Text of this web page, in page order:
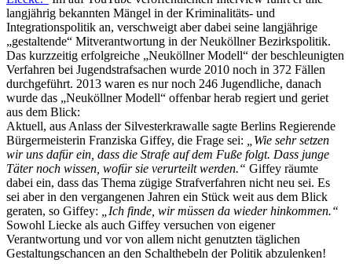
langjährig bekannten Mängel in der Kriminalitäts- und
Integrationspolitik an, verschweigt aber dabei seine langjährige
„gestaltende“ Mitverantwortung in der Neuköllner Bezirkspolitik.
Das kurzzeitig erfolgreiche „Neuköllner Modell“ der beschleunigten
Verfahren bei Jugendstrafsachen wurde 2010 noch in 372 Fällen
durchgeführt. 2013 waren es nur noch 246 Jugendliche, danach
wurde das „Neuköllner Modell“ offenbar herab regiert und geriet
aus dem Blick:
Aktuell, aus Anlass der Silvesterkrawalle sagte Berlins Regierende
Bürgermeisterin Franziska Giffey, die Frage sei:
„Wie sehr setzen
wir uns dafür ein, dass die Strafe auf dem Fuße folgt. Dass junge
Täter noch wissen, wofür sie verurteilt werden.“ Giffey räumte
dabei ein, dass das Thema zügige Strafverfahren nicht neu sei. Es
sei aber in den vergangenen Jahren ein Stück weit aus dem Blick
geraten, so Giffey:
„Ich finde, wir müssen da wieder hinkommen.“
Sowohl Liecke als auch Giffey versuchen von eigener
Verantwortung und vor von allem nicht genutzten täglichen
Gestaltungschancen an den Schalthebeln der Politik abzulenken!